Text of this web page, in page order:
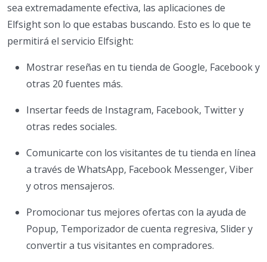
sea extremadamente efectiva, las aplicaciones de
Elfsight son lo que estabas buscando. Esto es lo que te
permitirá el servicio Elfsight:
Mostrar reseñas en tu tienda de Google, Facebook y
otras 20 fuentes más.
Insertar feeds de Instagram, Facebook, Twitter y
otras redes sociales.
Comunicarte con los visitantes de tu tienda en línea
a través de WhatsApp, Facebook Messenger, Viber
y otros mensajeros.
Promocionar tus mejores ofertas con la ayuda de
Popup, Temporizador de cuenta regresiva, Slider y
convertir a tus visitantes en compradores.